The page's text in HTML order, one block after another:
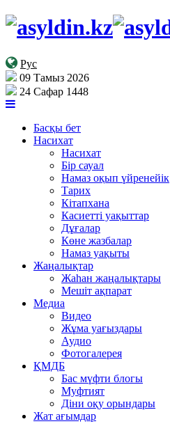
Рус
09 Тамыз 2026
24 Сафар 1448
Басқы бет
Насихат
Насихат
Бір сауал
Намаз оқып үйренейік
Тарих
Кітапхана
Касиетті уақыттар
Дұғалар
Көне жазбалар
Намаз уақыты
Жаңалықтар
Жаһан жаңалықтары
Мешіт ақпарат
Медиа
Видео
Жұма уағыздары
Аудио
Фотогалерея
ҚМДБ
Бас мүфти блогы
Муфтият
Діни оқу орындары
Жат ағымдар